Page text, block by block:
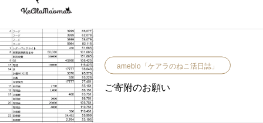
ameblo「ケアラのねこ活日誌」
ご寄附のお願い